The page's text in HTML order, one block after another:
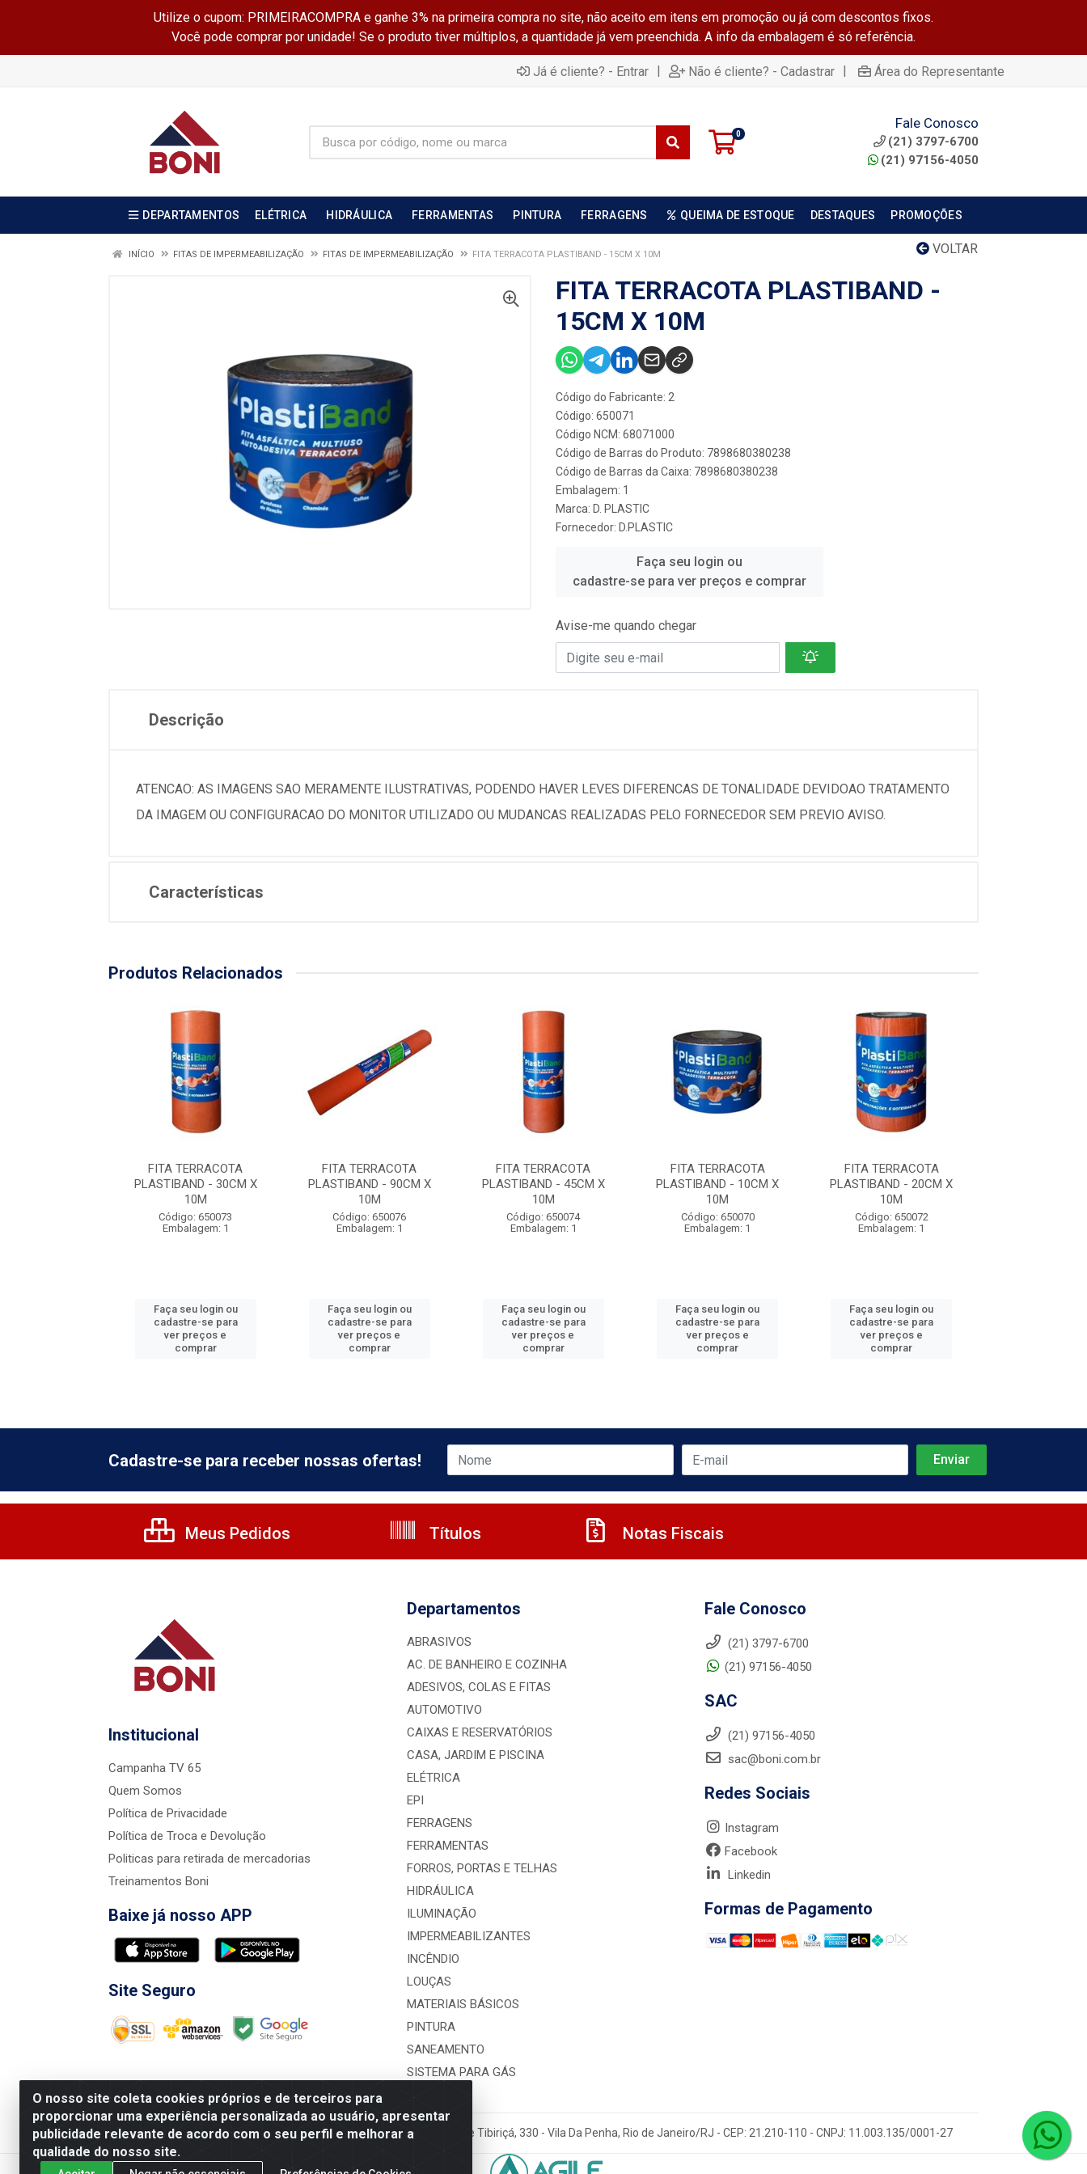
Utilize o cupom: PRIMEIRACOMPRA e ganhe 3% na primeira compra no site, não aceito em itens em promoção ou já com descontos fixos.
Você pode comprar por unidade! Se o produto tiver múltiplos, a quantidade já vem preenchida. A info da embalagem é só referência.
Já é cliente? - Entrar | Não é cliente? - Cadastrar | Área do Representante
0
Fale Conosco
(21) 3797-6700
(21) 97156-4050
DEPARTAMENTOS ELÉTRICA HIDRÁULICA FERRAMENTAS PINTURA FERRAGENS QUEIMA DE ESTOQUE DESTAQUES PROMOÇÕES
VOLTAR
INÍCIO FITAS DE IMPERMEABILIZAÇÃO FITAS DE IMPERMEABILIZAÇÃO FITA TERRACOTA PLASTIBAND - 15CM X 10M
FITA TERRACOTA PLASTIBAND -
15CM X 10M
Código do Fabricante: 2
Código: 650071
Código NCM: 68071000
Código de Barras do Produto: 7898680380238
Código de Barras da Caixa: 7898680380238
Embalagem: 1
Marca: D. PLASTIC
Fornecedor: D.PLASTIC
Faça seu login ou
cadastre-se para ver preços e comprar
Avise-me quando chegar
Descrição
ATENCAO: AS IMAGENS SAO MERAMENTE ILUSTRATIVAS, PODENDO HAVER LEVES DIFERENCAS DE TONALIDADE DEVIDOAO TRATAMENTO
DA IMAGEM OU CONFIGURACAO DO MONITOR UTILIZADO OU MUDANCAS REALIZADAS PELO FORNECEDOR SEM PREVIO AVISO.
Características
Produtos Relacionados
FITA TERRACOTA
PLASTIBAND - 30CM X
10M
Código: 650073
Embalagem: 1
Faça seu login ou
cadastre-se para
ver preços e
comprar
FITA TERRACOTA
PLASTIBAND - 90CM X
10M
Código: 650076
Embalagem: 1
Faça seu login ou
cadastre-se para
ver preços e
comprar
FITA TERRACOTA
PLASTIBAND - 45CM X
10M
Código: 650074
Embalagem: 1
Faça seu login ou
cadastre-se para
ver preços e
comprar
FITA TERRACOTA
PLASTIBAND - 10CM X
10M
Código: 650070
Embalagem: 1
Faça seu login ou
cadastre-se para
ver preços e
comprar
FITA TERRACOTA
PLASTIBAND - 20CM X
10M
Código: 650072
Embalagem: 1
Faça seu login ou
cadastre-se para
ver preços e
comprar
O nosso site coleta cookies próprios e de terceiros para
proporcionar uma experiência personalizada ao usuário, apresentar
publicidade relevante de acordo com o seu perfil e melhorar a
qualidade do nosso site.
Cadastre-se para receber nossas ofertas!
Meus Pedidos Títulos Notas Fiscais
Institucional
Campanha TV 65
Quem Somos
Política de Privacidade
Política de Troca e Devolução
Politicas para retirada de mercadorias
Treinamentos Boni
Baixe já nosso APP
Site Seguro
Departamentos
ABRASIVOS
AC. DE BANHEIRO E COZINHA
ADESIVOS, COLAS E FITAS
AUTOMOTIVO
CAIXAS E RESERVATÓRIOS
CASA, JARDIM E PISCINA
ELÉTRICA
EPI
FERRAGENS
FERRAMENTAS
FORROS, PORTAS E TELHAS
HIDRÁULICA
ILUMINAÇÃO
IMPERMEABILIZANTES
INCÊNDIO
LOUÇAS
MATERIAIS BÁSICOS
PINTURA
SANEAMENTO
SISTEMA PARA GÁS
Fale Conosco
(21) 3797-6700
(21) 97156-4050
SAC
(21) 97156-4050
sac@boni.com.br
Redes Sociais
Instagram
Facebook
Linkedin
Formas de Pagamento
Nova Boni Distribuidora de Material de Construção LTDA - Rua Alice Tibiriçá, 330 - Vila Da Penha, Rio de Janeiro/RJ - CEP: 21.210-110 - CNPJ: 11.003.135/0001-27